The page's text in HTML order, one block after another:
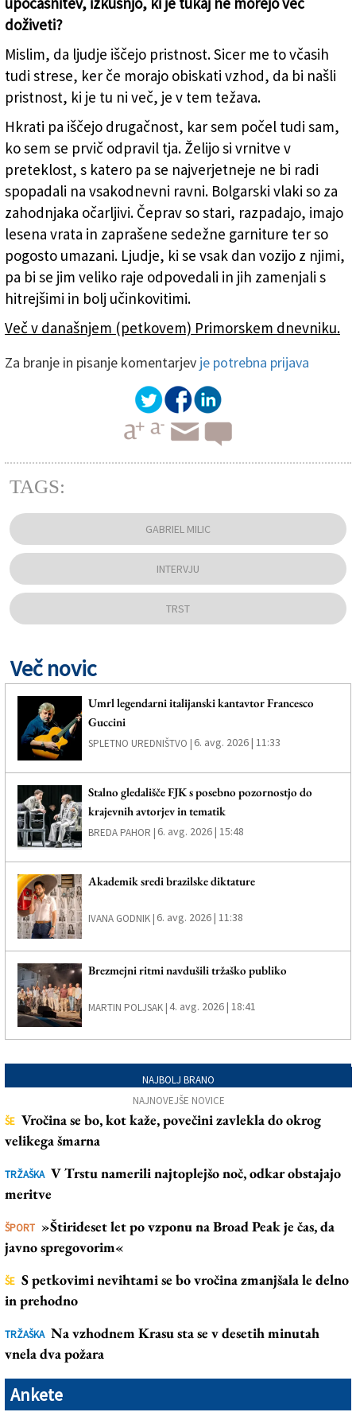
doživeti?
Mislim, da ljudje iščejo pristnost. Sicer me to včasih
tudi strese, ker če morajo obiskati vzhod, da bi našli
pristnost, ki je tu ni več, je v tem težava.
Hkrati pa iščejo drugačnost, kar sem počel tudi sam,
ko sem se prvič odpravil tja. Želijo si vrnitve v
preteklost, s katero pa se najverjetneje ne bi radi
spopadali na vsakodnevni ravni. Bolgarski vlaki so za
zahodnjaka očarljivi. Čeprav so stari, razpadajo, imajo
lesena vrata in zaprašene sedežne garniture ter so
pogosto umazani. Ljudje, ki se vsak dan vozijo z njimi,
pa bi se jim veliko raje odpovedali in jih zamenjali s
hitrejšimi in bolj učinkovitimi.
Več v današnjem (petkovem) Primorskem dnevniku.
Za branje in pisanje komentarjev je potrebna prijava
TAGS:
GABRIEL MILIC
INTERVJU
TRST
Več novic
Umrl legendarni italijanski kantavtor Francesco
Guccini
SPLETNO UREDNIŠTVO | 6. avg. 2026 | 11:33
Stalno gledališče FJK s posebno pozornostjo do
krajevnih avtorjev in tematik
BREDA PAHOR | 6. avg. 2026 | 15:48
Akademik sredi brazilske diktature
IVANA GODNIK | 6. avg. 2026 | 11:38
Brezmejni ritmi navdušili tržaško publiko
MARTIN POLJSAK |4. avg. 2026 | 18:41
NAJBOLJ BRANO
NAJNOVEJŠE NOVICE
ŠE Vročina se bo, kot kaže, povečini zavlekla do okrog
velikega šmarna
TRŽAŠKA V Trstu namerili najtoplejšo noč, odkar obstajajo
meritve
ŠPORT »Štirideset let po vzponu na Broad Peak je čas, da
javno spregovorim«
ŠE S petkovimi nevihtami se bo vročina zmanjšala le delno
in prehodno
TRŽAŠKA Na vzhodnem Krasu sta se v desetih minutah
vnela dva požara
Ankete